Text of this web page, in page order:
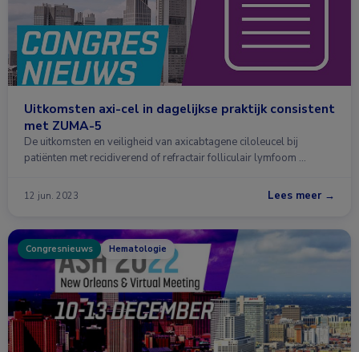
Uitkomsten axi-cel in dagelijkse praktijk consistent
met ZUMA-5
De uitkomsten en veiligheid van axicabtagene ciloleucel bij
patiënten met recidiverend of refractair folliculair lymfoom …
12 jun. 2023 Lees meer →
Congresnieuws Hematologie